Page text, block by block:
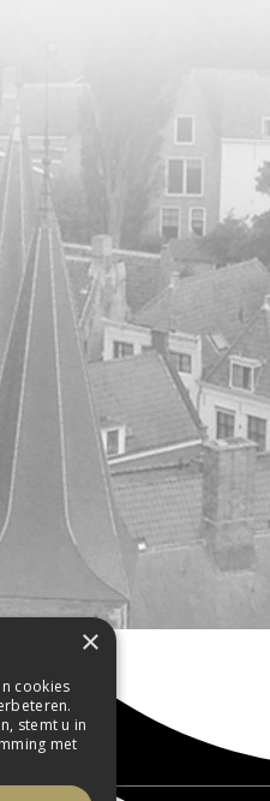
×
cookies
stemt u in
met